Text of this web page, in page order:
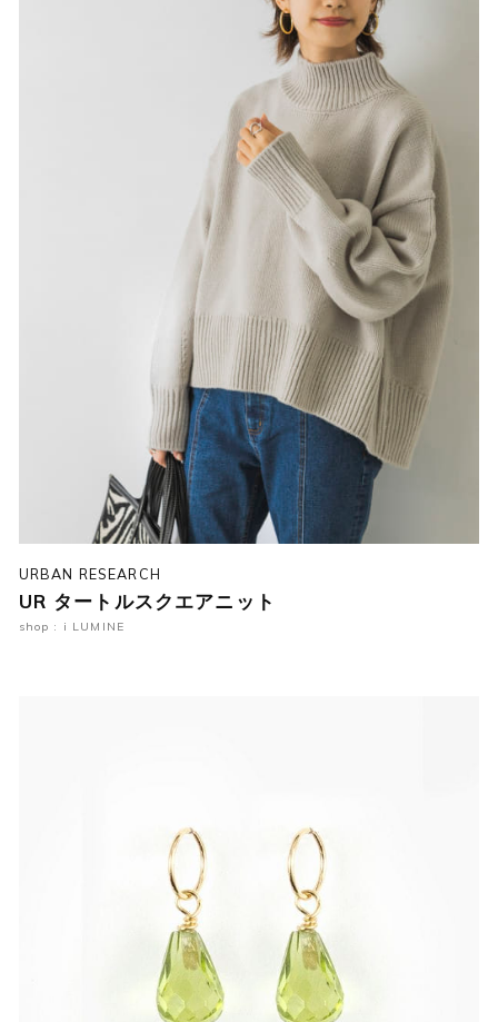
URBAN RESEARCH
UR タートルスクエアニット
shop : i LUMINE